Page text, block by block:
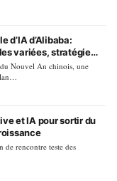
d’IA d’Alibaba:
variées, stratégie
Nouvel An chinois, une
et IA pour sortir du
de rencontre teste des